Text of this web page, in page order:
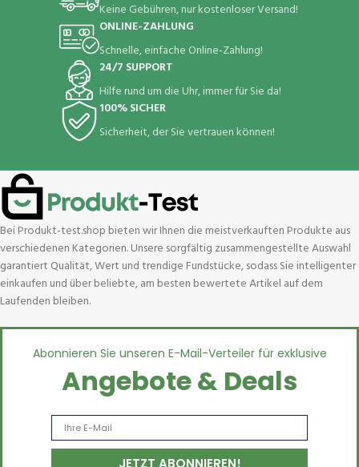
Keine Gebühren, nur kostenloser Versand!
ONLINE-ZAHLUNG
Schnelle, einfache Online-Zahlung!
24/7 SUPPORT
Hilfe rund um die Uhr, immer für Sie da!
100% SICHER
Sicherheit, der Sie vertrauen können!
Bei Produkt-test.shop bieten wir Ihnen die meistverkauften Produkte aus
verschiedenen Kategorien. Unsere sorgfältig zusammengestellte Auswahl
garantiert Qualität, Wert und trendige Fundstücke, sodass Sie intelligenter
einkaufen und über beliebte, am besten bewertete Artikel auf dem
Laufenden bleiben.
Abonnieren Sie unseren E-Mail-Verteiler für exklusive
Angebote & Deals